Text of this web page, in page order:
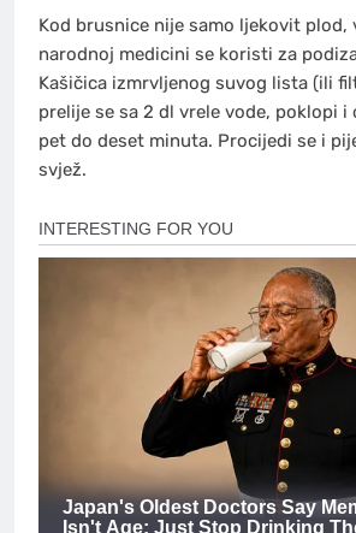
Kod brusnice nije samo ljekovit plod,
narodnoj medicini se koristi za
Kašičica izmrvljenog suvog lista (ili
prelije se sa 2 dl vrele vode, poklopi
pet do deset minuta. Procijedi se i
svjež.